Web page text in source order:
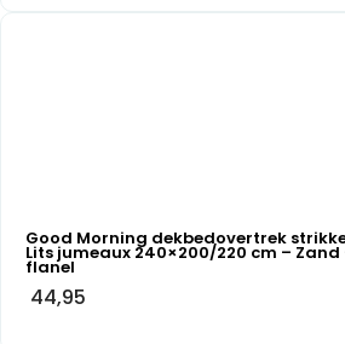
Good Morning dekbedovertrek
Lits jumeaux 240×200/220 cm – Zand
flanel
44,95